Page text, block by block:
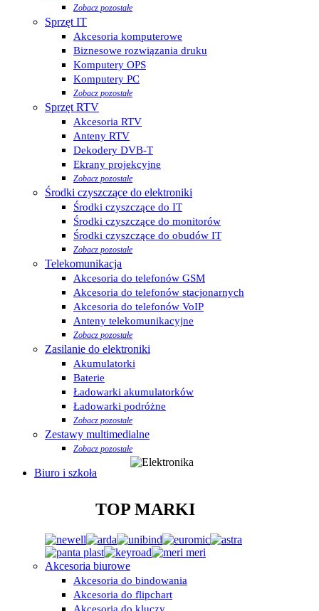
Zobacz pozostałe
Sprzęt IT
Akcesoria komputerowe
Biznesowe rozwiązania druku
Komputery OPS
Komputery PC
Zobacz pozostałe
Sprzęt RTV
Akcesoria RTV
Anteny RTV
Dekodery DVB-T
Ekrany projekcyjne
Zobacz pozostałe
Środki czyszczące do elektroniki
Środki czyszczące do IT
Środki czyszczące do monitorów
Środki czyszczące do obudów IT
Zobacz pozostałe
Telekomunikacja
Akcesoria do telefonów GSM
Akcesoria do telefonów stacjonarnych
Akcesoria do telefonów VoIP
Anteny telekomunikacyjne
Zobacz pozostałe
Zasilanie do elektroniki
Akumulatorki
Baterie
Ładowarki akumulatorków
Ładowarki podróżne
Zobacz pozostałe
Zestawy multimedialne
Zobacz pozostałe
Biuro i szkoła
TOP MARKI
Akcesoria biurowe
Akcesoria do bindowania
Akcesoria do flipchart